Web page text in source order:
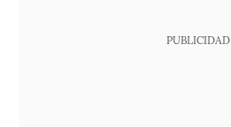
PUBLICIDAD